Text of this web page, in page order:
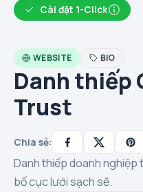
Cài đặt 1-Click
WEBSITE BIO
Danh thiếp
Trust
Chia sẻ:
Danh thiếp doanh nghiệp
bố cục lưới sạch sẽ.